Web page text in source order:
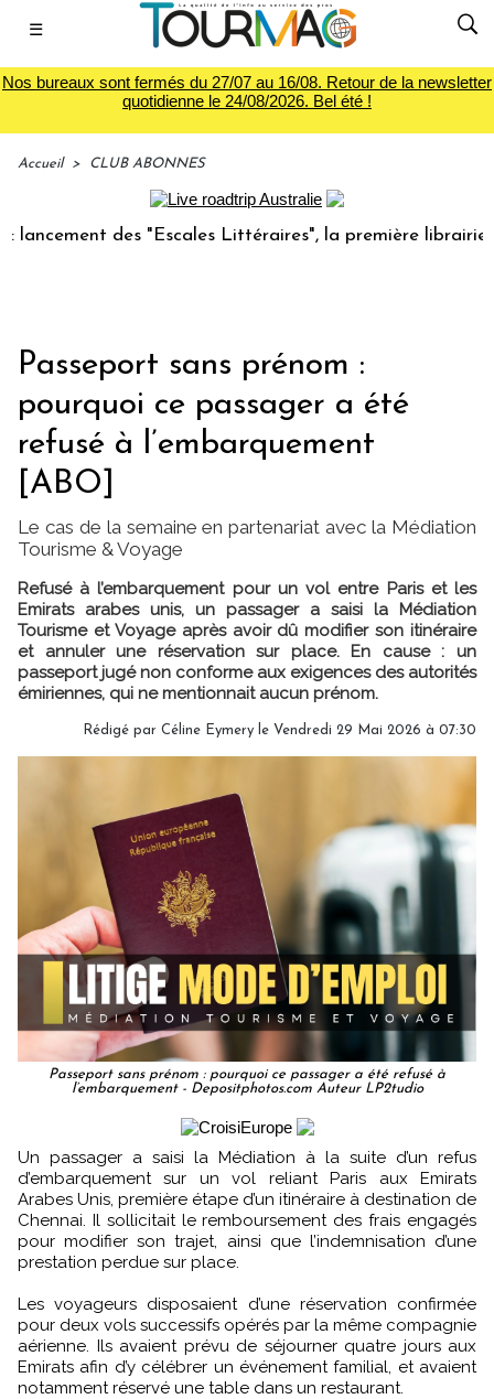
☰
Nos bureaux sont fermés du 27/07 au 16/08. Retour de la newsletter
quotidienne le 24/08/2026. Bel été !
Accueil > CLUB ABONNES
des "Escales Littéraires", la première librairie du
Passeport sans prénom :
pourquoi ce passager a été
refusé à l’embarquement
[ABO]
Le cas de la semaine en partenariat avec la Médiation
Tourisme & Voyage
Refusé à l’embarquement pour un vol entre Paris et les
Emirats arabes unis, un passager a saisi la Médiation
Tourisme et Voyage après avoir dû modifier son itinéraire
et annuler une réservation sur place. En cause : un
passeport jugé non conforme aux exigences des autorités
émiriennes, qui ne mentionnait aucun prénom.
Rédigé par Céline Eymery le Vendredi 29 Mai 2026 à 07:30
Passeport sans prénom : pourquoi ce passager a été refusé à
l’embarquement - Depositphotos.com Auteur LP2tudio
Un passager a saisi la Médiation à la suite d’un refus
d’embarquement sur un vol reliant Paris aux Emirats
Arabes Unis, première étape d’un itinéraire à destination de
Chennai. Il sollicitait le remboursement des frais engagés
pour modifier son trajet, ainsi que l’indemnisation d’une
prestation perdue sur place.
Les voyageurs disposaient d’une réservation confirmée
pour deux vols successifs opérés par la même compagnie
aérienne. Ils avaient prévu de séjourner quatre jours aux
Emirats afin d’y célébrer un événement familial, et avaient
notamment réservé une table dans un restaurant.